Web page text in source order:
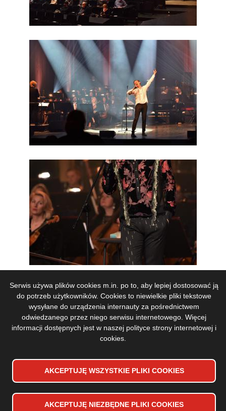
Serwis używa plików cookies m.in. po to, aby lepiej dostosować ją
do potrzeb użytkowników. Cookies to niewielkie pliki tekstowe
wysyłane do urządzenia internauty za pośrednictwem
odwiedzanego przez niego serwisu internetowego. Więcej
informacji dostępnych jest w naszej polityce strony internetowej i
cookies
AKCEPTUJĘ WSZYSTKIE PLIKI COOKIES
AKCEPTUJĘ NIEZBĘDNE PLIKI COOKIES
WYCOFAJ ZGODĘ NA PLIKI COOKIES